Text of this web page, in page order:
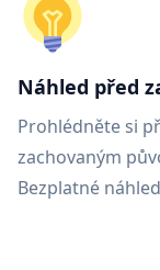
Náhled před
Prohlédněte si
zachovaným
Bezplatné